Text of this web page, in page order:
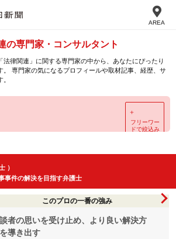
AREA
の専門家・コンサルタント
法律関連」に関する専門家の中から、あなたにぴったり
。 専門家の気になるプロフィールや取材記事、経歴、サ
＋
フリーワー
ドで絞込み
）
事件の解決を目指す弁護士
このプロの一番の強み
者の思いを受け止め、より良い解決方
導き出す